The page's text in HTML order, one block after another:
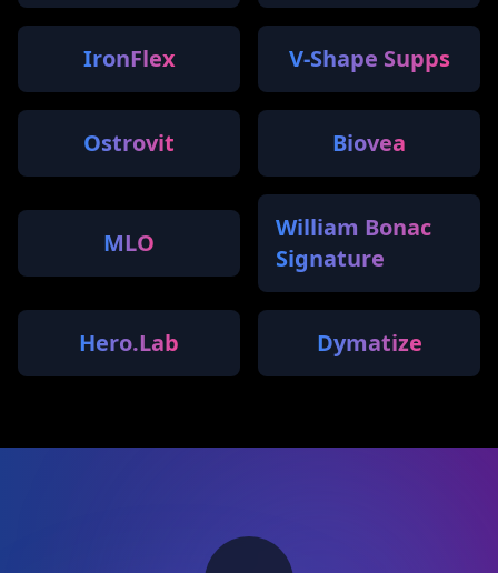
IronFlex V-Shape Supps
Ostrovit Biovea
MLO
William Bonac
Signature
Hero.Lab Dymatize